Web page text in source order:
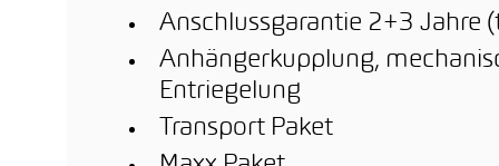
Anschlussgarantie 2+3 Jahre
Anhängerkupplung,
Entriegelung
Transport Paket